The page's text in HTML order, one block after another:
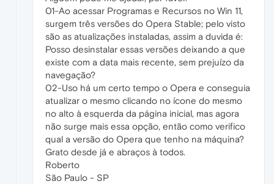
01-Ao acessar Programas e Recursos no Win 11,
surgem três versões do Opera Stable; pelo visto
são as atualizações instaladas, assim a duvida é:
Posso desinstalar essas versões deixando a que
existe com a data mais recente, sem prejuízo da
navegação?
02-Uso há um certo tempo o Opera e conseguia
atualizar o mesmo clicando no ícone do mesmo
no alto à esquerda da página inicial, mas agora
não surge mais essa opção, então como verifico
qual a versão do Opera que tenho na máquina?
Grato desde já e abraços à todos.
Roberto
São Paulo - SP